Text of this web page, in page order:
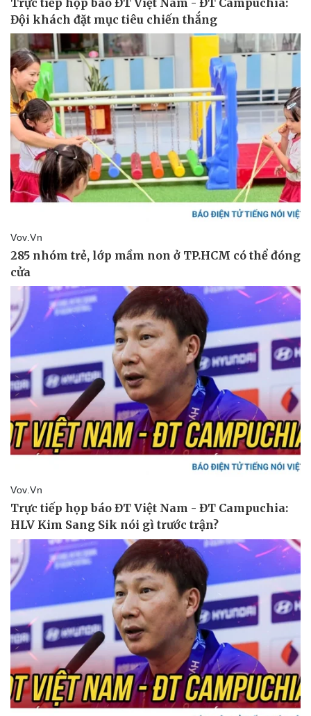
Pháp luật
Vụ án
Tin nóng
Tư vấn luật
Quân sự - Quốc phòng
Vũ khí
Việt Nam
Phân tích